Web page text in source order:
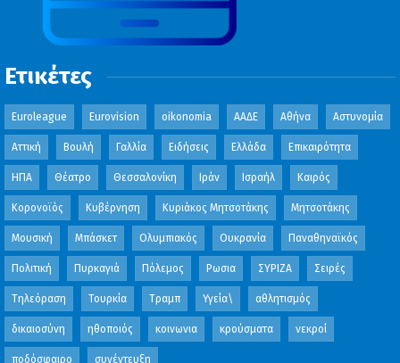
Ετικέτες
Euroleague Eurovision oikonomia ΑΑΔΕ Αθήνα Αστυνομία
Αττική Βουλή Γαλλία Ειδήσεις Ελλάδα Επικαιρότητα
ΗΠΑ Θέατρο Θεσσαλονίκη Ιράν Ισραήλ Καιρός
Κορονοϊός Κυβέρνηση Κυριάκος Μητσοτάκης Μητσοτάκης
Μουσική Μπάσκετ Ολυμπιακός Ουκρανία Παναθηναϊκός
Πολιτική Πυρκαγιά Πόλεμος Ρωσια ΣΥΡΙΖΑ Σειρές
Τηλεόραση Τουρκία Τραμπ Υγεία\ αθλητισμός
δικαιοσύνη ηθοποιός κοινωνια κρούσματα νεκροί
ποδόσφαιρο συνέντευξη